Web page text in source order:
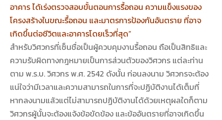
อาคาร ได้เร่งตรวจสอบขั้นตอนการรื้อถอน ความแข็งแรงของ
โครงสร้างในขณะรื้อถอน และมาตรการป้องกันอันตราย ที่อาจ
เกิดขึ้นต่อชีวิตและอาคารโดยเร็วที่สุด”
สำหรับวิศวกรที่เซ็นชื่อเป็นผู้ควบคุมงานรื้อถอน ถือเป็นสิทธิและ
ความรับผิดทางกฎหมายเป็นการส่วนตัวของวิศวกร แต่ละท่าน
ตาม พ.ร.บ. วิศวกร พ.ศ. 2542 ดังนั้น ก่อนลงนาม วิศวกรจะต้อง
แน่ใจว่ามีเวลาและความสามารถในการที่จะปฏิบัติงานได้เต็มที่
หากลงนามแล้วแต่ไม่สามารถปฏิบัติงานได้ด้วยเหตุผลใดก็ตาม
วิศวกรผู้นั้นจะต้องแจ้งข้อขัดข้อง และข้ออันตรายที่อาจเกิดขึ้น